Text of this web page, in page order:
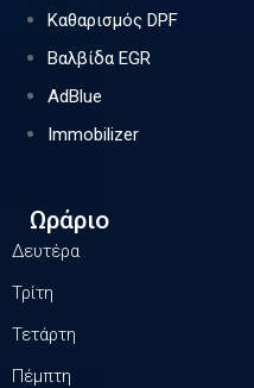
Καθαρισμός DPF
Βαλβίδα EGR
AdBlue
Immobilizer
Ωράριο
Δευτέρα
Τρίτη
Τετάρτη
Πέμπτη